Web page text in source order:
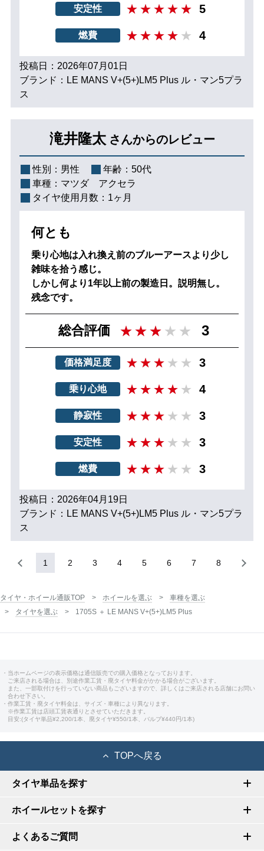
安定性 5
燃費 4
投稿日：2026年07月01日
ブランド：LE MANS V+(5+)LM5 Plus ル・マン5プラ
ス
滝井隆太 さんからのレビュー
性別： 男性 年齢： 50代
車種： マツダ アクセラ
タイヤ使用月数： 1ヶ月
何とも
乗り心地は入れ換え前のブルーアースより少し
雑味を拾う感じ。
しかし何より1年以上前の製造日。説明無し。
残念です。
総合評価 3
価格満足度 3
乗り心地 4
静寂性 3
安定性 3
燃費 3
投稿日：2026年04月19日
ブランド：LE MANS V+(5+)LM5 Plus ル・マン5プラ
ス
1 2 3 4 5 6 7 8
タイヤ・ホイール通販TOP ホイールを選ぶ
車種を選ぶ
タイヤを選ぶ
1705S ＋ LE MANS V+(5+)LM5 Plus
・当ホームページの表示価格は通信販売での購入価格となっております。
ご来店される場合は、別途作業工賃・廃タイヤ料金がかかる場合がございます。
また、一部取付けを行っていない商品もございますので、詳しくはご来店される店舗にお問い
合わせ下さい。
・作業工賃・廃タイヤ料金は、サイズ・車種により異なります。
※作業工賃は店頭工賃表通りとさせていただきます。
目安:(タイヤ単品¥2,200/1本、廃タイヤ¥550/1本、バルブ¥440円/1本)
TOPへ戻る
タイヤ単品を探す
ホイールセットを探す
よくあるご質問